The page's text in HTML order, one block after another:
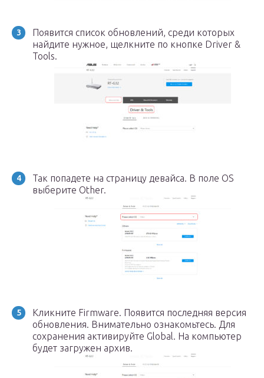
Появится список обновлений, среди которых
найдите нужное, щелкните по кнопке Driver &
Tools.
Так попадете на страницу девайса. В поле OS
выберите Other.
Кликните Firmware. Появится последняя версия
обновления. Внимательно ознакомьтесь. Для
сохранения активируйте Global. На компьютер
будет загружен архив.